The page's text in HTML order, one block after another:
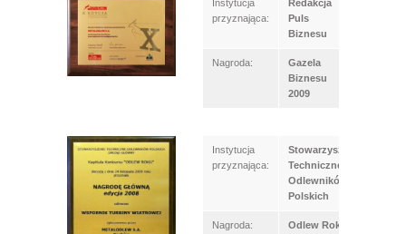
Instytucja
przyznająca:
Redakcja
Puls
Biznesu
Nagroda:
Gazela
Biznesu
2009
Instytucja
przyznająca:
Stowarzyszenie
Techniczne
Odlewników
Polskich
Nagroda:
Odlew Roku –